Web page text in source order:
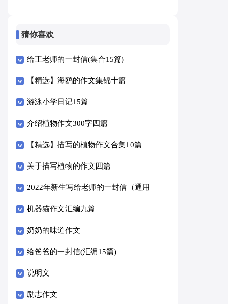
猜你喜欢
给王老师的一封信(集合15篇)
【精选】海鸥的作文集锦十篇
游泳小学日记15篇
介绍植物作文300字四篇
【精选】描写的植物作文合集10篇
关于描写植物的作文四篇
2022年新生写给老师的一封信（通用
8篇）
机器猫作文汇编九篇
奶奶的味道作文
给爸爸的一封信(汇编15篇)
说明文
励志作文